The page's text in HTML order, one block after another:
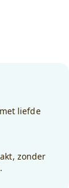
liefde
zonder